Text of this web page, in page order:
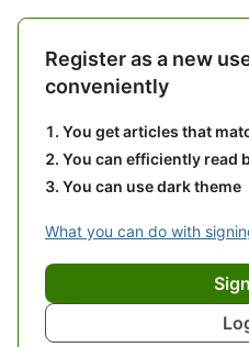
Register as a new
conveniently
You get articles that
You can efficiently read
You can use dark theme
What you can do with